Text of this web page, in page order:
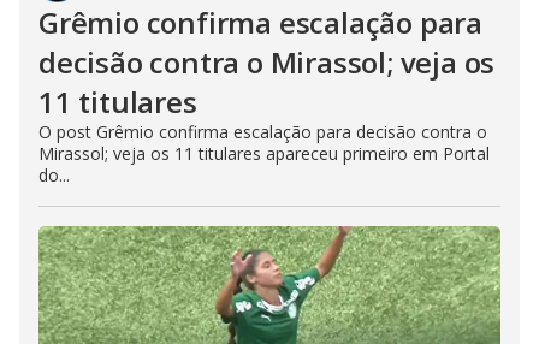
Grêmio confirma escalação para
decisão contra o Mirassol; veja os
11 titulares
O post Grêmio confirma escalação para decisão contra o
Mirassol; veja os 11 titulares apareceu primeiro em Portal
do...